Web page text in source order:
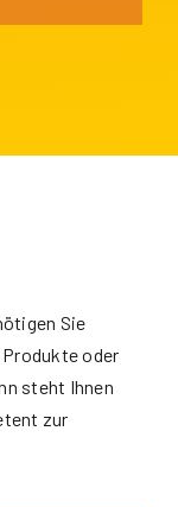
Sie
oder
steht Ihnen
zur